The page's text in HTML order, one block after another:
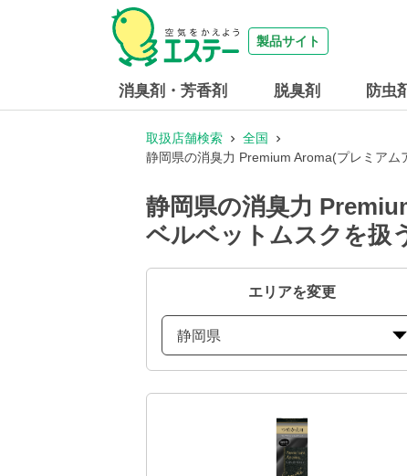
製品サイト
消臭剤・芳香剤 脱臭剤 防虫
取扱店舗検索
全国
静岡県の消臭力 Premium Aroma(プレミア
静岡県の消臭力
ベルベットムスクを扱
エリアを変更
静岡県